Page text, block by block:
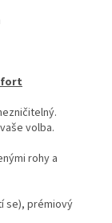
volba.
rohy a
se), prémiový